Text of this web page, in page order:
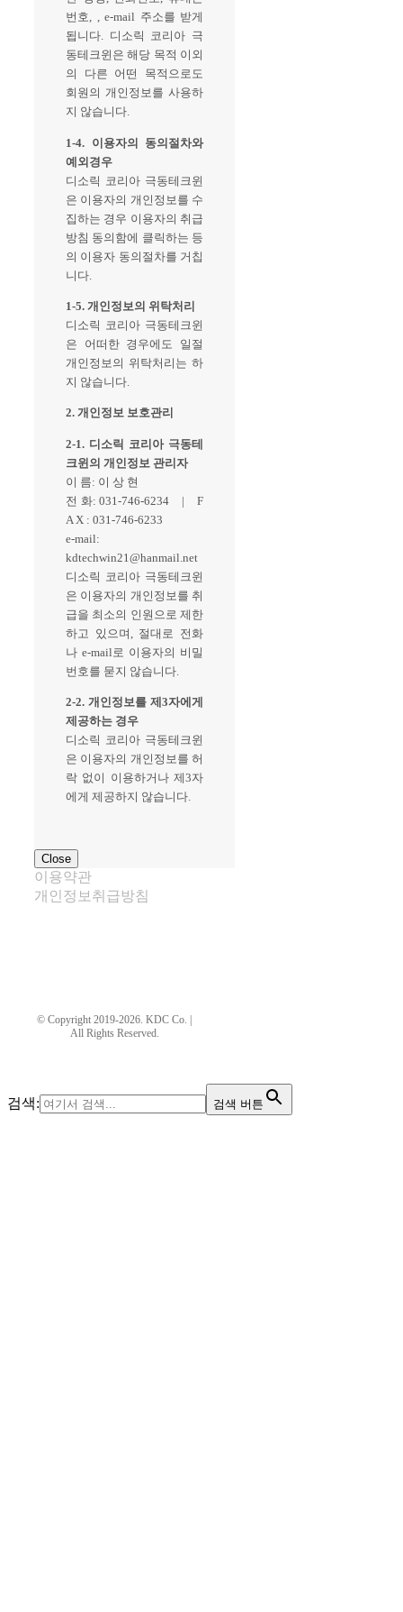
번호, , e-mail 주소를 받게
됩니다. 디소릭 코리아 극
동테크윈은 해당 목적 이외
의 다른 어떤 목적으로도
회원의 개인정보를 사용하
지 않습니다.
1-4. 이용자의 동의절차와
예외경우
디소릭 코리아 극동테크윈
은 이용자의 개인정보를 수
집하는 경우 이용자의 취급
방침 동의함에 클릭하는 등
의 이용자 동의절차를 거칩
니다.
1-5. 개인정보의 위탁처리
디소릭 코리아 극동테크윈
은 어떠한 경우에도 일절
개인정보의 위탁처리는 하
지 않습니다.
2. 개인정보 보호관리
2-1. 디소릭 코리아 극동테
크윈의 개인정보 관리자
이 름: 이 상 현
전 화: 031-746-6234 | F
A X : 031-746-6233
e-mail:
kdtechwin21@hanmail.net
디소릭 코리아 극동테크윈
은 이용자의 개인정보를 취
급을 최소의 인원으로 제한
하고 있으며, 절대로 전화
나 e-mail로 이용자의 비밀
번호를 묻지 않습니다.
2-2. 개인정보를 제3자에게
제공하는 경우
디소릭 코리아 극동테크윈
은 이용자의 개인정보를 허
락 없이 이용하거나 제3자
에게 제공하지 않습니다.
Close
이용약관
개인정보취급방침
© Copyright 2019-2026. KDC Co. |
All Rights Reserved.
검색:
검색 버튼